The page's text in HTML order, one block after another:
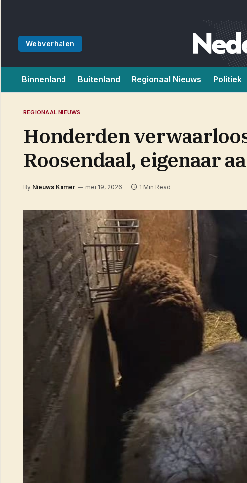
Webverhalen
Binnenland Buitenland Regionaal Nieuws Politiek
REGIONAAL NIEUWS
Honderden
Roosendaal, eigenaar
By Nieuws Kamer mei 19, 2026 1 Min Read